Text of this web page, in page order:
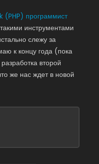
программист
инструментами
слежу за
к концу года (пока
второй
же нас ждет в новой